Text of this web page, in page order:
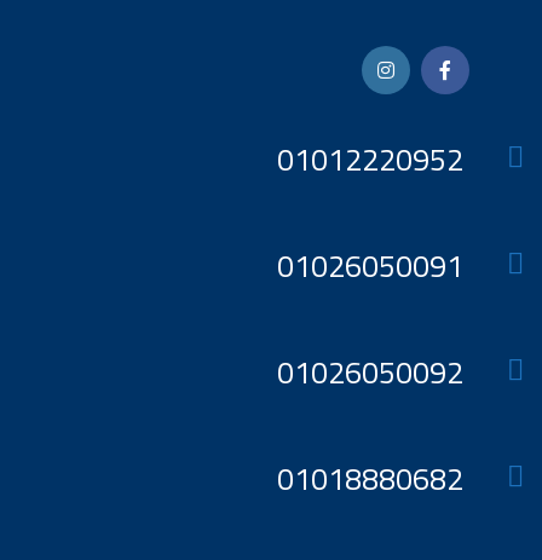
01012220952
01026050091
01026050092
01018880682